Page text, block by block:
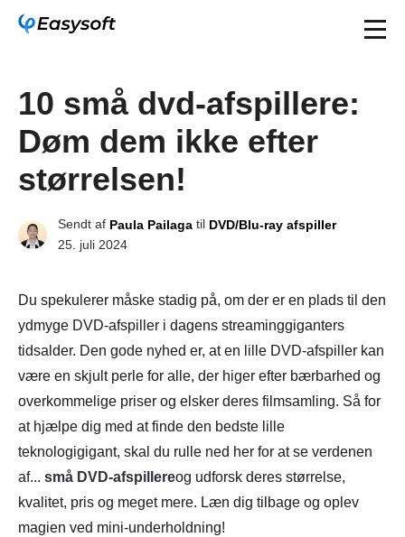
10 små dvd-afspillere:
Døm dem ikke efter
størrelsen!
Sendt af Paula Pailaga til DVD/Blu-ray afspiller
25. juli 2024
Du spekulerer måske stadig på, om der er en plads til den
ydmyge DVD-afspiller i dagens streaminggiganters
tidsalder. Den gode nyhed er, at en lille DVD-afspiller kan
være en skjult perle for alle, der higer efter bærbarhed og
overkommelige priser og elsker deres filmsamling. Så for
at hjælpe dig med at finde den bedste lille
teknologigigant, skal du rulle ned her for at se verdenen
af... små DVD-afspillereog udforsk deres størrelse,
kvalitet, pris og meget mere. Læn dig tilbage og oplev
magien ved mini-underholdning!